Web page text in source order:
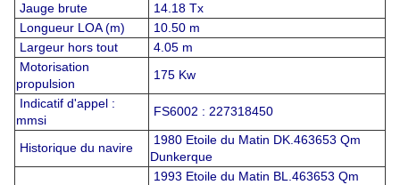
Jauge brute
14.18 Tx
Longueur LOA (m)
10.50 m
Largeur hors tout
4.05 m
Motorisation
propulsion
175 Kw
Indicatif d'appel :
mmsi
FS6002 : 227318450
Historique du navire
1980 Etoile du Matin DK.463653 Qm
Dunkerque
1993 Etoile du Matin BL.463653 Qm